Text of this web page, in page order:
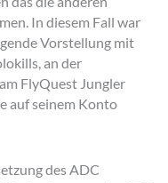
In diesem Fall war
Vorstellung mit
an der
FlyQuest Jungler
auf seinem Konto
des ADC